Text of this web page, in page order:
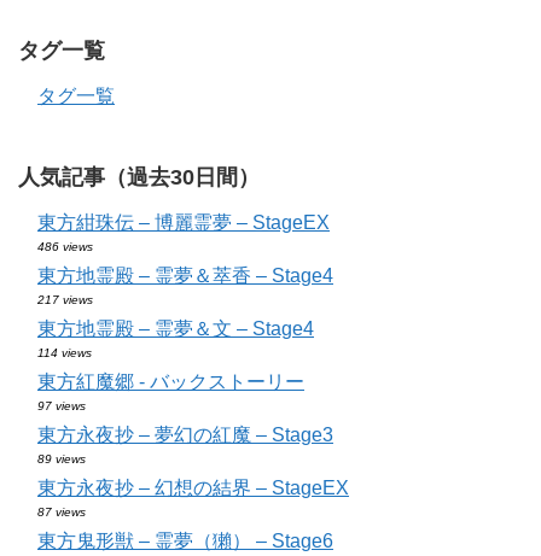
タグ一覧
タグ一覧
人気記事（過去30日間）
東方紺珠伝 – 博麗霊夢 – StageEX
486 views
東方地霊殿 – 霊夢＆萃香 – Stage4
217 views
東方地霊殿 – 霊夢＆文 – Stage4
114 views
東方紅魔郷 - バックストーリー
97 views
東方永夜抄 – 夢幻の紅魔 – Stage3
89 views
東方永夜抄 – 幻想の結界 – StageEX
87 views
東方鬼形獣 – 霊夢（獺） – Stage6